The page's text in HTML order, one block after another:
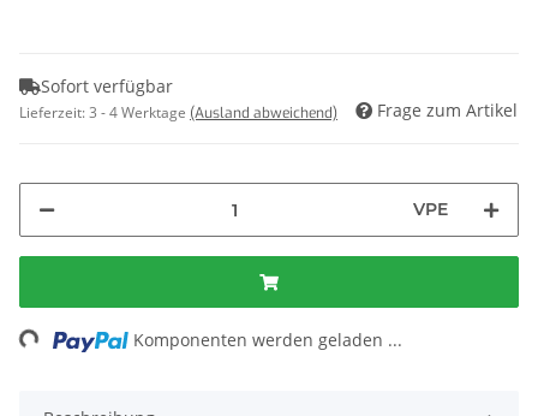
Sofort verfügbar
Lieferzeit:3 - 4 Werktage (Ausland abweichend) Frage zum Artikel
VPE
Komponenten werden geladen ...